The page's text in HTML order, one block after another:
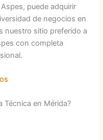
puede adquirir
de negocios en
nuestro sitio preferido a
con completa
Técnica en Mérida?